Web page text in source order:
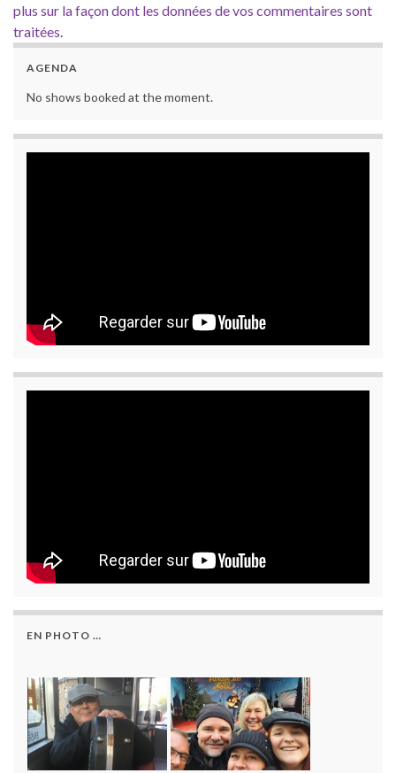
plus sur la façon dont les données de vos commentaires sont
traitées
AGENDA
No shows booked at the moment.
EN PHOTO …